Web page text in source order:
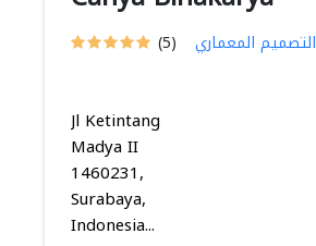
(5) التصميم المعماري
Jl Ketintang
Madya II
1460231,
Surabaya,
Indonesia...